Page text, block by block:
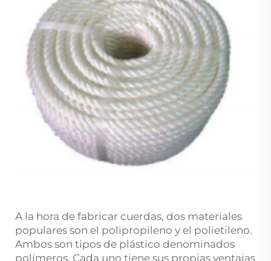
A la hora de fabricar cuerdas, dos materiales
populares son el polipropileno y el polietileno.
Ambos son tipos de plástico denominados
polímeros. Cada uno tiene sus propias ventajas